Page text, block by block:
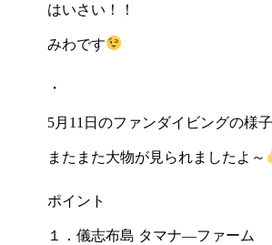
はいさい！！
みわです
・
5月11日のファンダイビングの様
またまた大物が見られましたよ～
ポイント
１．儀志布島 タマナ―ファーム